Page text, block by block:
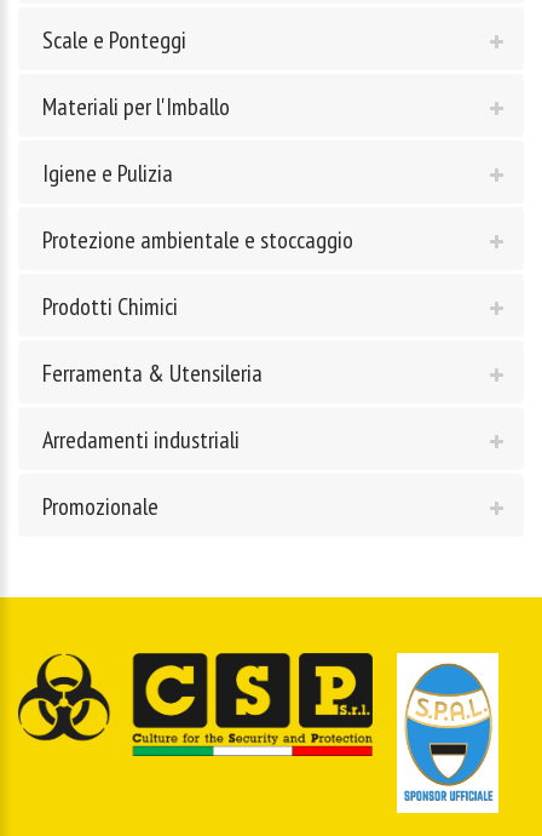
Scale e Ponteggi
Materiali per l'Imballo
Igiene e Pulizia
Protezione ambientale e stoccaggio
Prodotti Chimici
Ferramenta & Utensileria
Arredamenti industriali
Promozionale